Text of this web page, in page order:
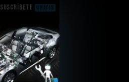
SUSCRÍBETE GRATIS